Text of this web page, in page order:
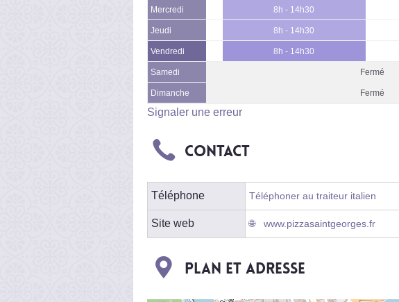
Mercredi 8h - 14h30
Jeudi 8h - 14h30
Vendredi 8h - 14h30
Samedi Fermé
Dimanche Fermé
Signaler une erreur
Contact
Téléphone Téléphoner au traiteur italien
Site web www.pizzasaintgeorges.fr
Plan et adresse